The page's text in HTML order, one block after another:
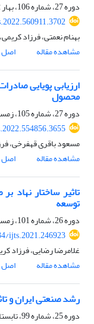
دوره 27، شماره 106، بهار 1402، صفحه
بهنام نعمتی، فرزاد
مشاهده مقاله
اصل
ارزیابی پویایی
محصول
دوره 27، شماره 105، زمستان 1401، صفحه
مسعود باقری قهفرخی،
مشاهده مقاله
اصل
تاثیر ساختار نهاد
توسعه
دوره 26، شماره 101، زمستان 1400، صفحه
ijts.2021.246923
غلامرضا رضایی، فرزاد
مشاهده مقاله
اصل
رشد صنعتی ایران و
دوره 25، شماره 99، تابستان 1400، صفحه